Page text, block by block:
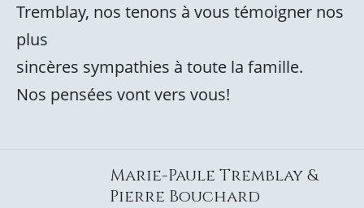
Tremblay, nos tenons à vous témoigner nos
plus
sincères sympathies à toute la famille.
Nos pensées vont vers vous!
Marie-Paule Tremblay &
Pierre Bouchard